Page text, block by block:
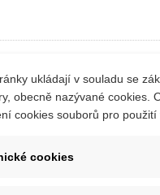
Bubínek
bubínek pro děti od
ukládají v souladu se
obecně nazývané cookies.
cookies souborů pro použití
cookies